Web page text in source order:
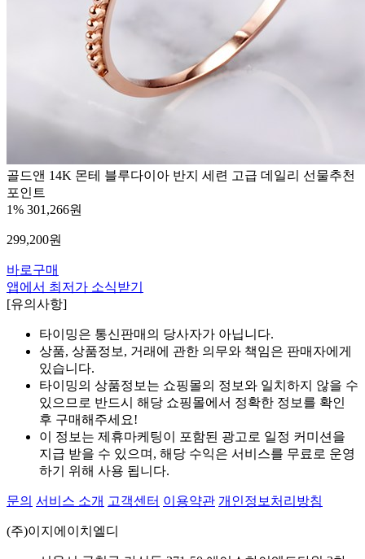
골드앤 14K 몬테 블루다이아 반지 세련 고급 데일리 선물추천
포인트
1% 301,266원
299,200원
바로구매
앱에서 최저가 소식받기
[유의사항]
타이밍은 통신판매의 당사자가 아닙니다.
상품, 상품정보, 거래에 관한 의무와 책임은 판매자에게
있습니다.
타이밍의 상품정보는 쇼핑몰의 정보와 일치하지 않을 수
있으므로 반드시 해당 쇼핑몰에서 정확한 정보를 확인
후 구매해주세요!
이 정보는 제휴마케팅이 포함된 광고로 일정 커미션을
지급 받을 수 있으며, 해당 수익은 서비스를 무료로 운영
하기 위해 사용 됩니다.
문의 서비스 소개 고객센터 이용약관 개인정보처리방침
(주)이지에이치엘디